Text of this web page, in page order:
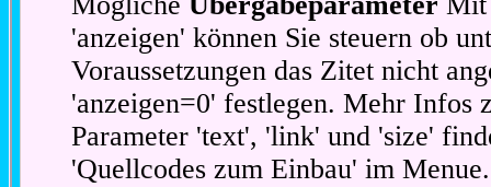
'anzeigen' können Sie steuern ob
Voraussetzungen das Zitet nicht
'anzeigen=0' festlegen. Mehr Infos
Parameter 'text', 'link' und 'size'
'Quellcodes zum Einbau' im Menue.